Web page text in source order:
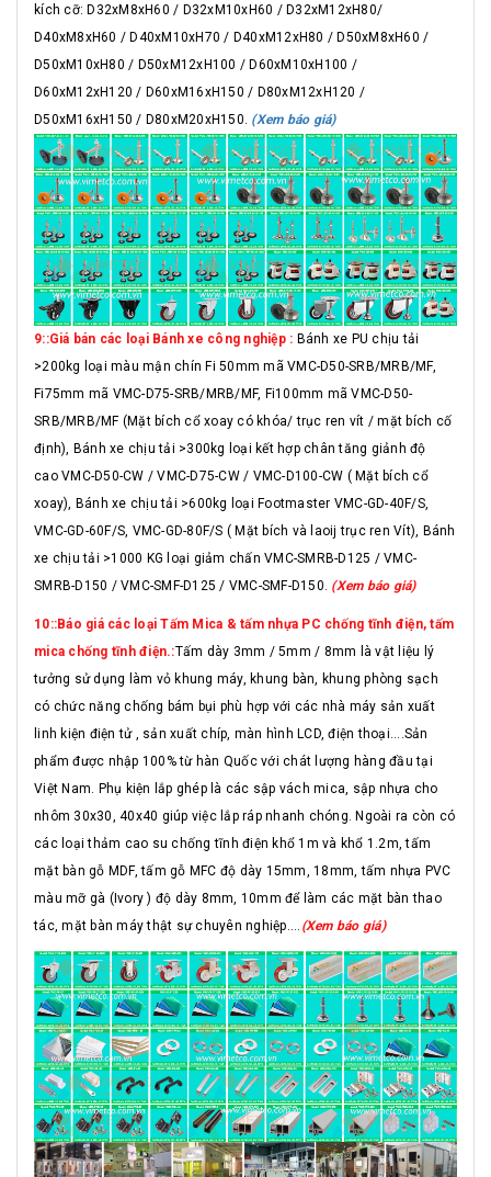
kích cỡ: D32xM8xH60 / D32xM10xH60 / D32xM12xH80/
D40xM8xH60 / D40xM10xH70 / D40xM12xH80 / D50xM8xH60 /
D50xM10xH80 / D50xM12xH100 / D60xM10xH100 /
D60xM12xH120 / D60xM16xH150 / D80xM12xH120 /
D50xM16xH150 / D80xM20xH150. (Xem báo giá)
9::Giá bán các loại Bánh xe công nghiệp : Bánh xe PU chịu tải
>200kg loại màu mận chín Fi 50mm mã VMC-D50-SRB/MRB/MF,
Fi75mm mã VMC-D75-SRB/MRB/MF, Fi100mm mã VMC-D50-
SRB/MRB/MF (Mặt bích cổ xoay có khóa/ trục ren vít / mặt bích cố
định), Bánh xe chịu tải >300kg loại kết hợp chân tăng giảnh độ
cao VMC-D50-CW / VMC-D75-CW / VMC-D100-CW ( Mặt bích cổ
xoay), Bánh xe chịu tải >600kg loại Footmaster VMC-GD-40F/S,
VMC-GD-60F/S, VMC-GD-80F/S ( Mặt bích và laoij trục ren Vít), Bánh
xe chịu tải >1000 KG loại giảm chấn VMC-SMRB-D125 / VMC-
SMRB-D150 / VMC-SMF-D125 / VMC-SMF-D150. (Xem báo giá)
10::Báo giá các loại Tấm Mica & tấm nhựa PC chống tĩnh điện, tấm
mica chống tĩnh điện.:Tấm dày 3mm / 5mm / 8mm là vật liệu lý
tưởng sử dụng làm vỏ khung máy, khung bàn, khung phòng sạch
có chức năng chống bám bụi phù hợp với các nhà máy sản xuất
linh kiện điện tử , sản xuất chíp, màn hình LCD, điện thoại....Sản
phẩm được nhập 100% từ hàn Quốc với chát lượng hàng đầu tại
Việt Nam. Phụ kiện lắp ghép là các sập vách mica, sập nhựa cho
nhôm 30x30, 40x40 giúp việc lắp ráp nhanh chóng. Ngoài ra còn có
các loại thảm cao su chống tĩnh điện khổ 1m và khổ 1.2m, tấm
mặt bàn gỗ MDF, tấm gỗ MFC độ dày 15mm, 18mm, tấm nhựa PVC
màu mỡ gà (Ivory ) độ dày 8mm, 10mm để làm các mặt bàn thao
tác, mặt bàn máy thật sự chuyên nghiệp....
(Xem báo giá)